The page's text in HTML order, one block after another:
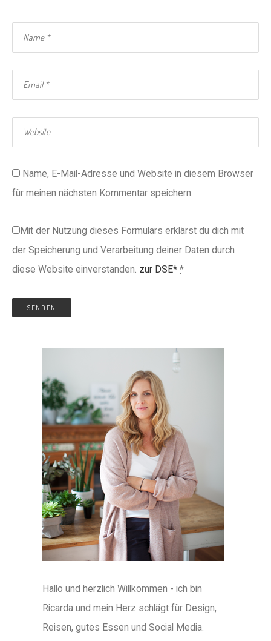
Name, E-Mail-Adresse und Website in diesem Browser
für meinen nächsten Kommentar speichern.
Mit der Nutzung dieses Formulars erklärst du dich mit
der Speicherung und Verarbeitung deiner Daten durch
diese Website einverstanden. zur DSE* *
Hallo und herzlich Willkommen - ich bin
Ricarda und mein Herz schlägt für Design,
Reisen, gutes Essen und Social Media.